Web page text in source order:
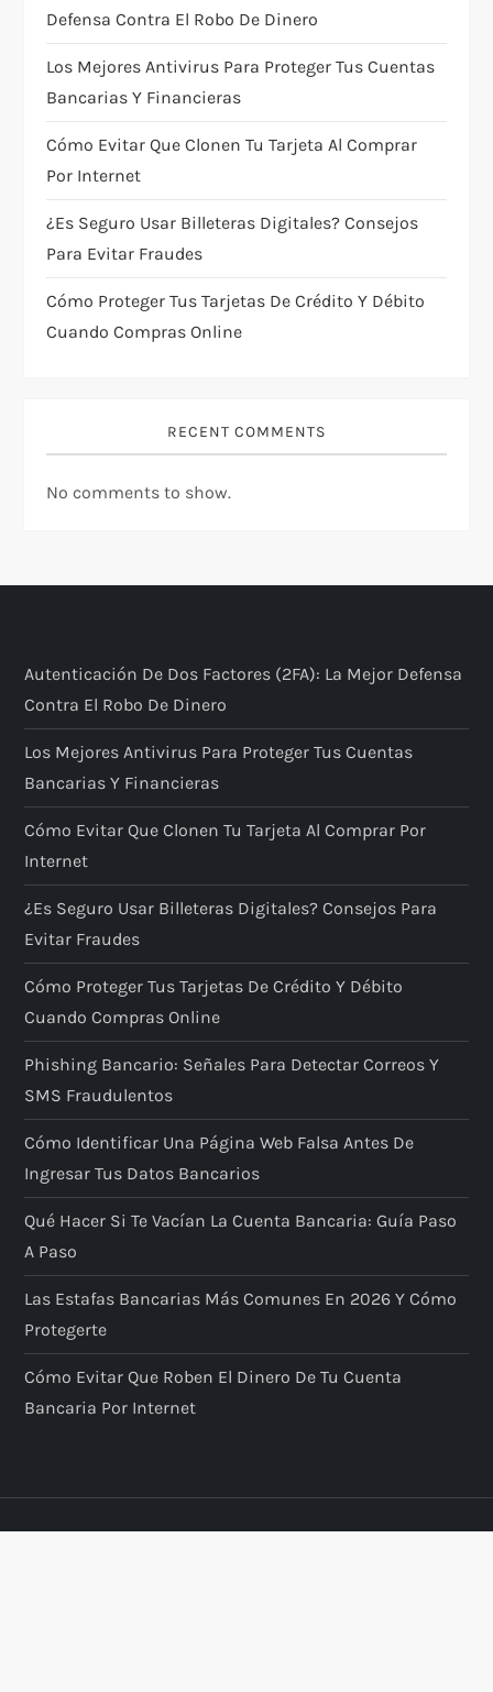
t
i
o
n
Defensa Contra El Robo De Dinero
Los Mejores Antivirus Para Proteger Tus Cuentas
Bancarias Y Financieras
Cómo Evitar Que Clonen Tu Tarjeta Al Comprar
Por Internet
¿Es Seguro Usar Billeteras Digitales? Consejos
Para Evitar Fraudes
Cómo Proteger Tus Tarjetas De Crédito Y Débito
Cuando Compras Online
RECENT COMMENTS
No comments to show.
Autenticación De Dos Factores (2FA): La Mejor Defensa
Contra El Robo De Dinero
Los Mejores Antivirus Para Proteger Tus Cuentas
Bancarias Y Financieras
Cómo Evitar Que Clonen Tu Tarjeta Al Comprar Por
Internet
¿Es Seguro Usar Billeteras Digitales? Consejos Para
Evitar Fraudes
Cómo Proteger Tus Tarjetas De Crédito Y Débito
Cuando Compras Online
Phishing Bancario: Señales Para Detectar Correos Y
SMS Fraudulentos
Cómo Identificar Una Página Web Falsa Antes De
Ingresar Tus Datos Bancarios
Qué Hacer Si Te Vacían La Cuenta Bancaria: Guía Paso
A Paso
Las Estafas Bancarias Más Comunes En 2026 Y Cómo
Protegerte
Cómo Evitar Que Roben El Dinero De Tu Cuenta
Bancaria Por Internet